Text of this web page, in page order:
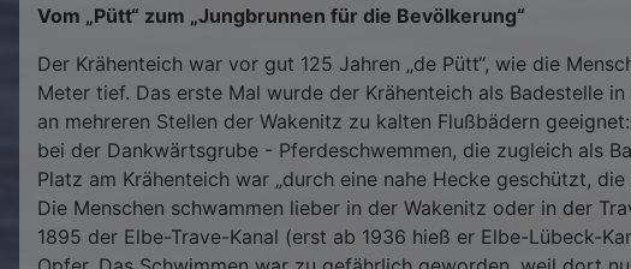
Vom „Pütt“ zum „Jungbrunnen für die Bevölkerung“
Der Krähenteich war vor gut 125 Jahren „de Pütt“, wie die
Meter tief. Das erste Mal wurde der Krähenteich als Badestelle
an mehreren Stellen der Wakenitz zu kalten Flußbädern
bei der Dankwärtsgrube - Pferdeschwemmen, die zugleich als
Platz am Krähenteich war „durch eine nahe Hecke geschützt,
Die Menschen schwammen lieber in der Wakenitz oder in der
1895 der Elbe-Trave-Kanal (erst ab 1936 hieß er Elbe-Lübeck-